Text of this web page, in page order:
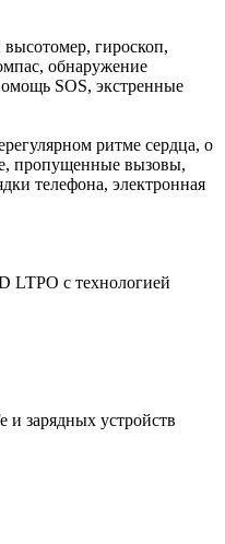
гироскоп,
обнаружение
SOS, экстренные
ритме сердца, о
пропущенные вызовы,
телефона, электронная
LTPO с технологией
и зарядных устройств